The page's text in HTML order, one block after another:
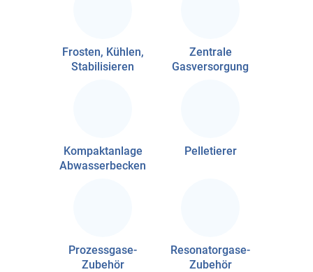
Frosten, Kühlen,
Stabilisieren
Zentrale
Gasversorgung
Kompaktanlage
Abwasserbecken
Pelletierer
Prozessgase-
Zubehör
Resonatorgase-
Zubehör